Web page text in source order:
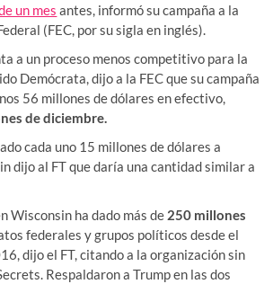
un mes antes, informó su campaña a la
(FEC, por su sigla en inglés).
a un proceso menos competitivo para la
Demócrata, dijo a la FEC que su campaña
56 millones de dólares en efectivo,
de diciembre.
cada uno 15 millones de dólares a
dijo al FT que daría una cantidad similar a
Wisconsin ha dado más de 250 millones
federales y grupos políticos desde el
dijo el FT, citando a la organización sin
Respaldaron a Trump en las dos